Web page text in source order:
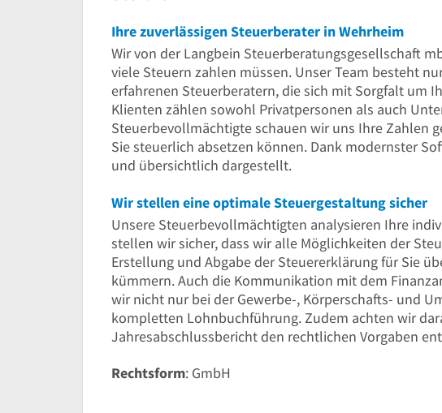
Ihre zuverlässigen Steuerberater in Wehrheim
Wir von der Langbein Steuerberatungsgesellschaft
viele Steuern zahlen müssen. Unser Team besteht
erfahrenen Steuerberatern, die sich mit Sorgfalt um
Klienten zählen sowohl Privatpersonen als auch
Steuerbevollmächtigte schauen wir uns Ihre Zahlen
Sie steuerlich absetzen können. Dank modernster
und übersichtlich dargestellt.
Wir stellen eine optimale Steuergestaltung sicher
Unsere Steuerbevollmächtigten analysieren Ihre
stellen wir sicher, dass wir alle Möglichkeiten der
Erstellung und Abgabe der Steuererklärung für Sie
kümmern. Auch die Kommunikation mit dem
wir nicht nur bei der Gewerbe-, Körperschafts- und
kompletten Lohnbuchführung. Zudem achten wir
Jahresabschlussbericht den rechtlichen Vorgaben
Rechtsform: GmbH